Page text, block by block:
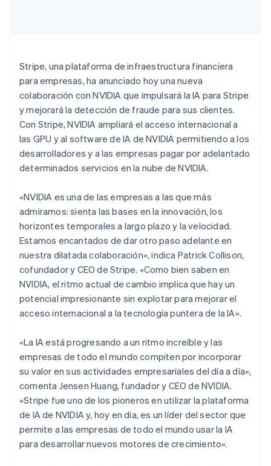
Climate
Eliminación de dióxido de carbono
Identity
Verificación de identidad en línea
Descubre cómo Stripe construye la infraestructura
Mirar ahora
Socios
Stripe App Marketplace
Stripe, una plataforma de infraestructura financiera
para empresas, ha anunciado hoy una nueva
colaboración con NVIDIA que impulsará la IA para Stripe
y mejorará la detección de fraude para sus clientes.
Con Stripe, NVIDIA ampliará el acceso internacional a
las GPU y al software de IA de NVIDIA permitiendo a los
desarrolladores y a las empresas pagar por adelantado
determinados servicios en la nube de NVIDIA.
«NVIDIA es una de las empresas a las que más
admiramos: sienta las bases en la innovación, los
horizontes temporales a largo plazo y la velocidad.
Estamos encantados de dar otro paso adelante en
nuestra dilatada colaboración», indica Patrick Collison,
cofundador y CEO de Stripe. «Como bien saben en
NVIDIA, el ritmo actual de cambio implica que hay un
potencial impresionante sin explotar para mejorar el
acceso internacional a la tecnología puntera de la IA».
«La IA está progresando a un ritmo increíble y las
empresas de todo el mundo compiten por incorporar
su valor en sus actividades empresariales del día a día»,
comenta Jensen Huang, fundador y CEO de NVIDIA.
«Stripe fue uno de los pioneros en utilizar la plataforma
de IA de NVIDIA y, hoy en día, es un líder del sector que
permite a las empresas de todo el mundo usar la IA
para desarrollar nuevos motores de crecimiento».
Australia
English
Austria
DeutschEnglish
Bélgica
Nederlands FrançaisDeutsch English
Brasil
PortuguêsEnglish
Bulgaria
English
EnglishFrançais
China continental
简体中文English
Chipre
English
Croacia
EnglishItaliano
Dinamarca
English
Emiratos Árabes Unidos
English
English
Eslovenia
EnglishItaliano
España
Español English
Estados Unidos
EnglishEspañol简体中文
Estonia
English